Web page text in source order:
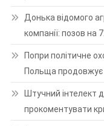
Донька відомого
компанії: позов на
Попри політичне
Польща продовжує
Штучний інтелект
прокоментувати